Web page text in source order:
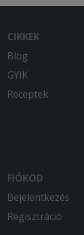
CIKKEK
Blog
GYIK
Receptek
FIÓKOD
Bejelentkezés
Regisztráció